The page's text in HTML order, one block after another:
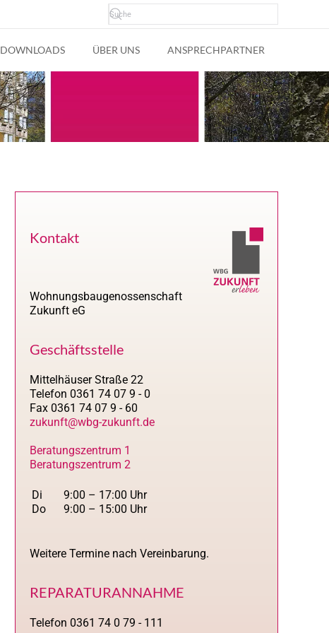
DOWNLOADS ÜBER UNS ANSPRECHPARTNER
Kontakt
Wohnungsbaugenossenschaft
Zukunft eG
Geschäftsstelle
Mittelhäuser Straße 22
Telefon 0361 74 07 9 - 0
Fax 0361 74 07 9 - 60
zukunft@wbg-zukunft.de
Beratungszentrum 1
Beratungszentrum 2
Di
Do
9:00 – 17:00 Uhr
9:00 – 15:00 Uhr
Weitere Termine nach Vereinbarung.
REPARATURANNAHME
Telefon 0361 74 0 79 - 111